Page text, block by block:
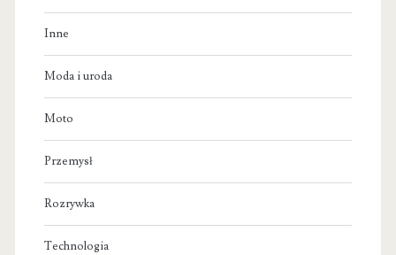
Inne
Moda i uroda
Moto
Przemysł
Rozrywka
Technologia